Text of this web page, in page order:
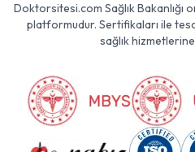
Doktorsitesi.com Sağlık Bakanlığı
platformudur. Sertifikaları ile
sağlık